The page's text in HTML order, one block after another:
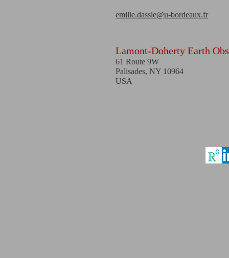
emilie.dassie@u-bordeaux.fr
Lamont-Doherty Earth
61 Route 9W
Palisades, NY 10964
USA